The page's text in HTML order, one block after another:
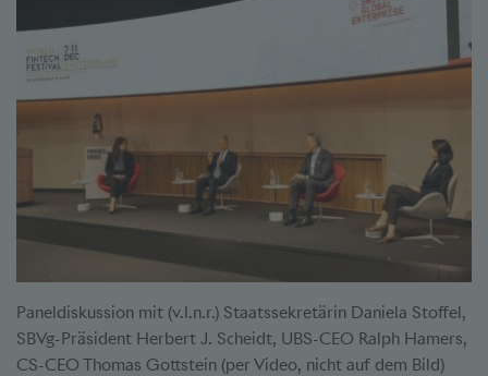
Paneldiskussion mit (v.l.n.r.) Staatssekretärin Daniela Stoffel,
SBVg-Präsident Herbert J. Scheidt, UBS-CEO Ralph Hamers,
CS-CEO Thomas Gottstein (per Video, nicht auf dem Bild)